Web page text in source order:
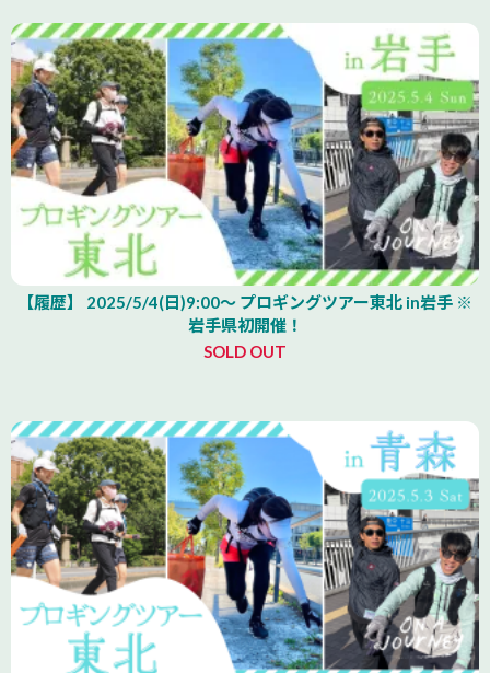
【履歴】 2025/5/4(日)9:00～ プロギングツアー東北 in岩手 ※
岩手県初開催！
SOLD OUT